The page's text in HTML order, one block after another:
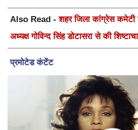
Also Read -शहर जिला कांग्रेस कमेटी
अध्यक्ष गोविन्द सिंह डोटासरा से की